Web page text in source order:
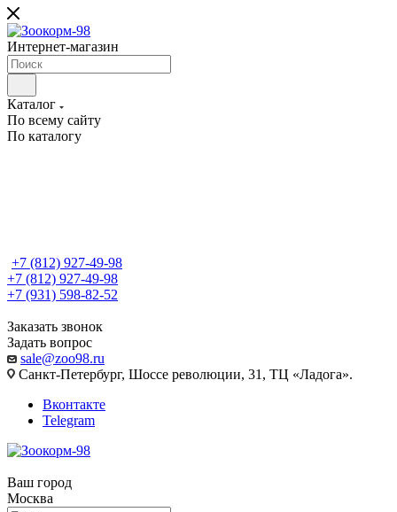
Интернет-магазин
Каталог
По всему сайту
По каталогу
+7 (812) 927-49-98
+7 (812) 927-49-98
+7 (931) 598-82-52
Заказать звонок
Задать вопрос
sale@zoo98.ru
Санкт-Петербург, Шоссе революции, 31, ТЦ «Ладога».
Вконтакте
Telegram
Ваш город
Москва